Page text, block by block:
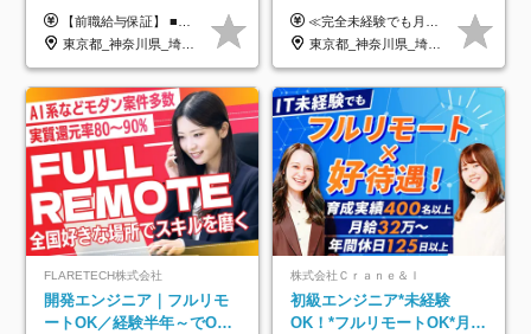
経験をAI業界で活かす◆IT
未経験OK◆目指せるコンサ
ル
【前職給与保証】 ■未経験者： 月給30万円～35万円 ■ローキャリア（経験目安1年程度）： 月給35万円～40万円 ■経験者（経験目安3年以上）： 月給40万円～60万円 ■即戦力（経験目安5年以上）： 月給45万円～80万円 ※上記金額には固定残業代30時間分 【未経験者5万5000円～7万3000円、 ローキャリア6万4000円～7万3000円、 経験者5万8000円～10万9000円、 即戦力8万2000円～14万5000円】を含みます。 ※30時間を超える場合は追加で全額支給します。 ※経験・能力・前職給与などを総合的に評価したうえでご納得いただけるよう個別決定。 未経験者の場合、前職給与とポテンシャルを査定のうえ決定いたします。 ※日本国内でのIT業界経験、または同等の実務経験と能力に応じて決定します。 ※前職給与は日本円かつ、日本国内での実績に基づき評価します。 【納得の評価システム】 ★クォーター毎に査定する評価制度導入！ 明確な評価基準で翌年度年収を上げましょう！ ★評価対象期間に在籍中のほとんどの社員が昇給し 年収アップを実現しています！ ★様々なインセンティブ制度を用意し多角的に正当評価しています！ ※試用期間6カ月（期間中の待遇等に差異なし）
東京都_神奈川県_埼玉県_千葉県
トあり◆残業月3h◆服装髪
型自由
≪完全未経験でも月給40万円以上も可能です！≫ -------------- 【1】ITエンジニア 月給26万円～50万円＋プロジェクト手当＋資格手当 【2】IT事務、営業事務 月給26万円～50万円＋プロジェクト手当＋資格手当 ≪【1】【2】共通≫ ★上記給与には固定残業代20時間分(月3万719円～)を含みます。残業が超過した場合は、追加支給します(残業は月平均3時間とほぼ発生しません。残業がなくても、固定残業代は支給されます) ★試用期間6ヵ月あり（期間中は月給23万1000円～。固定残業代20時間分3万719円～を含む／超過分は別途支給） -------------- 【3】SES営業、SaaS営業 月給30万円以上＋インセンティブ＋各種手当 ★上記給与には固定残業代45時間分(月7万6967円～)を含みます。残業が超過した場合は、追加支給します(残業は月平均3時間とほぼ発生しません。残業がなくても、固定残業代は支給されます) ★試用期間6ヵ月あり(期間中も給与や福利厚生は同じです)
東京都_神奈川県_埼玉県_千葉県_大阪府_愛知県_北海道_青森県_岩手県_宮城県_秋田県_山形県_福島県_茨城県_栃木県_群馬県_新潟県_山梨県_長野県_富山県_石川県_福井県_静岡県_岐阜県_三重県_兵庫県_京都府_滋賀県_奈良県_和歌山県_広島県_岡山県_鳥取県_島根県_山口県_徳島県_香川県_愛媛県_高知県_福岡県_熊本県_佐賀県_長崎県_大分県_宮崎県_鹿児島県_沖縄県
FLARETECH株式会社
開発エンジニア｜フルリモ
ートOK／経験半年～でOK
株式会社Ｃｒａｎｅ＆Ｉ
初級エンジニア*未経験
OK！*フルリモートOK*月給